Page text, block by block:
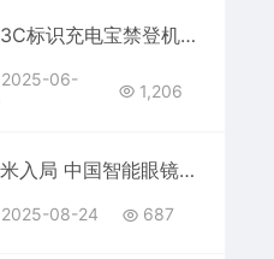
无3C标识充电宝禁登机！深圳机场宣布提供免费暂存7天服务
2025-06-
1,206
小米入局 中国智能眼镜销量暴增148% 可拍摄眼镜火了
2025-08-24 687